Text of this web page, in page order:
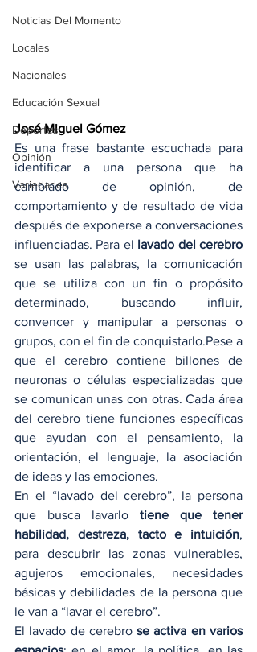
Noticias Del Momento
Locales
Nacionales
Educación Sexual
Deportes
Opinión
Variedades
José Miguel Gómez
Es una frase bastante escuchada para
identificar a una persona que ha
cambiado de opinión, de
comportamiento y de resultado de vida
después de exponerse a conversaciones
influenciadas. Para el lavado del cerebro
se usan las palabras, la comunicación
que se utiliza con un fin o propósito
determinado, buscando influir,
convencer y manipular a personas o
grupos, con el fin de conquistarlo.Pese a
que el cerebro contiene billones de
neuronas o células especializadas que
se comunican unas con otras. Cada área
del cerebro tiene funciones específicas
que ayudan con el pensamiento, la
orientación, el lenguaje, la asociación
de ideas y las emociones.
En el “lavado del cerebro”, la persona
que busca lavarlo tiene que tener
habilidad, destreza, tacto e intuición,
para descubrir las zonas vulnerables,
agujeros emocionales, necesidades
básicas y debilidades de la persona que
le van a “lavar el cerebro”.
El lavado de cerebro se activa en varios